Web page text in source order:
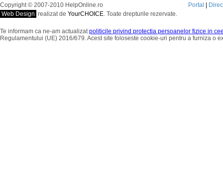
Copyright © 2007-2010 HelpOnline.ro
Web Design realizat de YourCHOICE. Toate drepturile rezervate.
Portal
Te informam ca ne-am actualizatpoliticile privind protectia persoanelor fizice in
Regulamentului (UE) 2016/679. Acest site foloseste cookie-uri pentru a furniza o